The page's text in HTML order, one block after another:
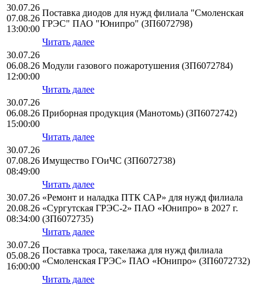
30.07.26
07.08.26
13:00:00
Поставка диодов для нужд филиала "Смоленская
ГРЭС" ПАО "Юнипро" (ЗП6072798)
Читать далее
30.07.26
06.08.26
12:00:00
Модули газового пожаротушения (ЗП6072784)
Читать далее
30.07.26
06.08.26
15:00:00
Приборная продукция (Манотомь) (ЗП6072742)
Читать далее
30.07.26
07.08.26
08:49:00
Имущество ГОиЧС (ЗП6072738)
Читать далее
30.07.26
20.08.26
08:34:00
«Ремонт и наладка ПТК САР» для нужд филиала
«Сургутская ГРЭС-2» ПАО «Юнипро» в 2027 г.
(ЗП6072735)
Читать далее
30.07.26
05.08.26
16:00:00
Поставка троса, такелажа для нужд филиала
«Смоленская ГРЭС» ПАО «Юнипро» (ЗП6072732)
Читать далее